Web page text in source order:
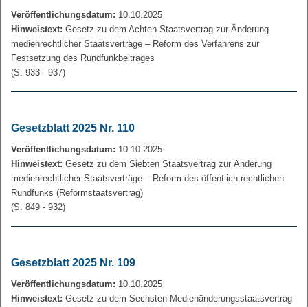
Veröffentlichungsdatum: 10.10.2025
Hinweistext: Gesetz zu dem Achten Staatsvertrag zur Änderung
medienrechtlicher Staatsverträge – Reform des Verfahrens zur
Festsetzung des Rundfunkbeitrages
(S. 933 - 937)
Gesetzblatt 2025 Nr. 110
Veröffentlichungsdatum: 10.10.2025
Hinweistext: Gesetz zu dem Siebten Staatsvertrag zur Änderung
medienrechtlicher Staatsverträge – Reform des öffentlich-rechtlichen
Rundfunks (Reformstaatsvertrag)
(S. 849 - 932)
Gesetzblatt 2025 Nr. 109
Veröffentlichungsdatum: 10.10.2025
Hinweistext: Gesetz zu dem Sechsten Medienänderungsstaatsvertrag